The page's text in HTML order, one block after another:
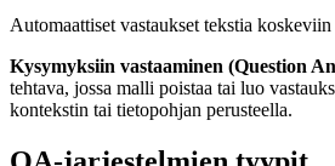
Automaattiset vastaukset tekstia
Kysymyksiin vastaaminen (Question
tehtava, jossa malli poistaa tai luo
kontekstin tai tietopohjan perusteella.